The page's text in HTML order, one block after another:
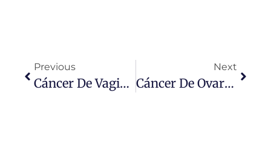
Previous
Cáncer De Vagina: Síntomas, Prevención Y Consejos Para Cuidar Tu Bienestar
Next
Cáncer De Ovario: Síntomas Silenciosos Que Podrían Estar Enviando Señales